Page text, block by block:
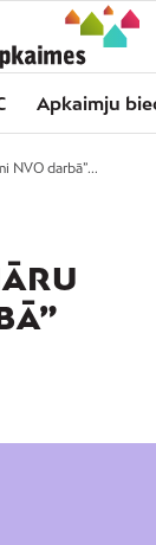
Apkaimju
NVO darbā”...